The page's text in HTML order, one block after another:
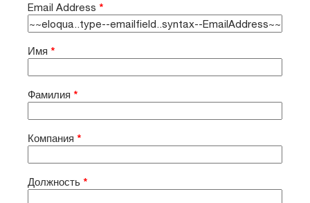
Email Address *
Имя *
Фамилия *
Компания *
Должность *